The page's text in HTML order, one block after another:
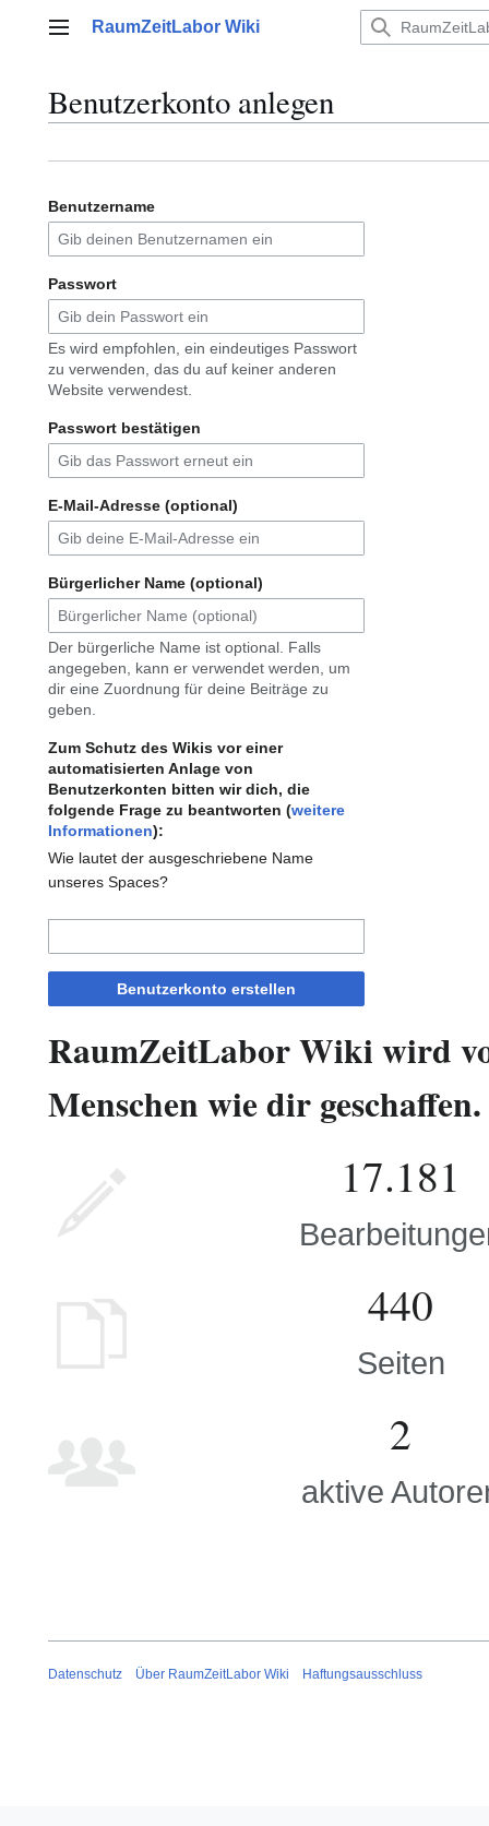
Hauptmenü
RaumZeitLabor Wiki
Benutzerkonto anlegen
Benutzername
Passwort
Es wird empfohlen, ein eindeutiges Passwort
zu verwenden, das du auf keiner anderen
Website verwendest.
Passwort bestätigen
E-Mail-Adresse (optional)
Bürgerlicher Name (optional)
Der bürgerliche Name ist optional. Falls
angegeben, kann er verwendet werden, um
dir eine Zuordnung für deine Beiträge zu
geben.
Zum Schutz des Wikis vor einer
automatisierten Anlage von
Benutzerkonten bitten wir dich, die
folgende Frage zu beantworten (weitere
Informationen):
Wie lautet der ausgeschriebene Name
unseres Spaces?
Benutzerkonto erstellen
RaumZeitLabor Wiki wird
Menschen wie dir geschaffen.
17.181
440
Seiten
2
aktive
Datenschutz Über RaumZeitLabor Wiki Haftungsausschluss